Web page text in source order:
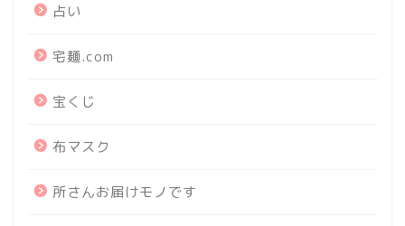
占い
宅麺.com
宝くじ
布マスク
所さんお届けモノです